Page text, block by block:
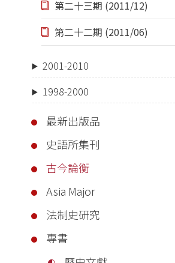
第二十三期 (2011/12)
第二十二期 (2011/06)
2001-2010
1998-2000
最新出版品
史語所集刊
古今論衡
Asia Major
法制史研究
專書